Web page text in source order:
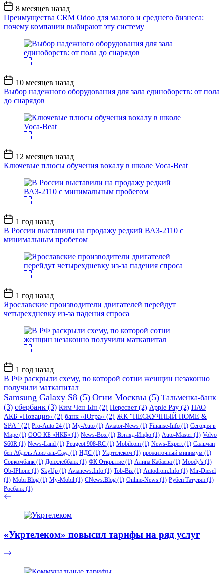
Дата
записи
8 месяцев назад
Преимущества CRM Odoo для малого и среднего бизнеса:
почему компании выбирают эту систему
Дата
записи
10 месяцев назад
Выбор надежного оборудования для зала единоборств: от пола
до снарядов
Дата
записи
12 месяцев назад
Ключевые плюсы обучения вокалу в школе Voca-Beat
Дата
записи
1 год назад
В России выставили на продажу редкий ВАЗ-2110 с
минимальным пробегом
Дата
записи
1 год назад
Ярославские производители двигателей перейдут
четырехдневку из-за падения спроса
Дата
записи
1 год назад
В РФ раскрыли схему, по которой сотни женщин незаконно
получили маткапитал
Samsung Galaxy S8 (5) Огни Москвы (5) Тальменка-банк
(3) сбербанк (3) Ким Чен Ын (2) Пересвет (2) Apple Pay (2) ПАО
АКБ «Новация» (2) банк «Югра» (2) ЖК "НЕСКУЧНЫЙ HOME &
SPA" (2) Pro-Auto 24 (1) My-Auto (1) Aviator-News (1) Finanse-Info (1) Сегодня в
Мире (1) ООО КБ «НКБ» (1) News-Box (1) Взгляд-Инфо (1) Auto-Master (1) Volvo
S60R (1) News-Land (1) Peugeot 908-RC (1) Mobilcom (1) News-Expert(1) Сальман
бен Абдель Азиз аль-Сауд (1) НДС (1) Укртелеком (1) прожиточный минимум (1)
Совкомбанк (1) Донхлеббанк (1) ФК Открытие (1) Алина Кабаева (1) Moody's (1)
Ob-IPhone (1) SkyUp (1) Avianews.Info (1) Tob-Biz (1) Autodrom.Info (1) Mir-Diesel
(1) Mobi Blog (1) My-Mobil (1) CNews.Blog (1) Online-News (1) Рубен Татулян (1)
Росбанк (1)
«Укртелеком» повысил тарифы на ряд услуг